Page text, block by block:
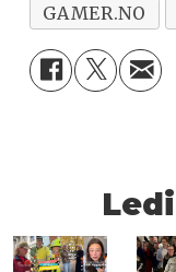
GAMER.NO